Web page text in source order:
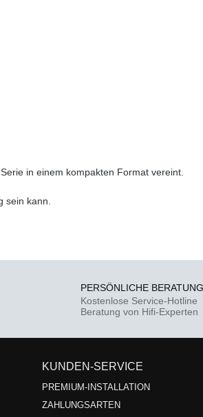
in einem kompakten Format vereint.
sein kann.
PERSÖNLICHE BERATUNG
Kostenlose Service-Hotline
Beratung von Hifi-Experten
KUNDEN-SERVICE
PREMIUM-INSTALLATION
ZAHLUNGSARTEN